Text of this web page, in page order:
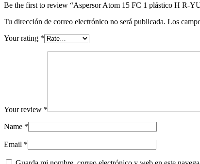
Be the first to review “Aspersor Atom 15 FC 1 plástico H R-
Tu dirección de correo electrónico no será publicada. Los
Your rating *
Your review *
Name *
Email *